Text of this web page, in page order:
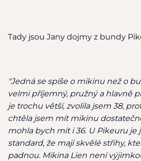
Tady jsou Jany dojmy z bundy
"Jedná se spíše o mikinu než o
velmi příjemný, pružný a hlavně
je trochu větší, zvolila jsem 38,
chtěla jsem mít mikinu
mohla bych mít i 36. U Pikeuru je
standard, že mají skvělé střihy,
padnou. Mikina Lien není